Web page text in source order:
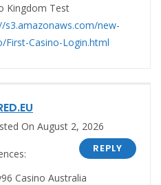
Kingdom Test
s3.amazonaws.com/new-
First-Casino-Login.html
On August 2, 2026
REPLY
Casino Australia